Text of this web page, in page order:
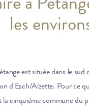
à
les
est située dans le
d'Esch/Alzette. Pour ce
la cinquième commune du